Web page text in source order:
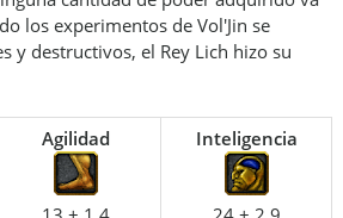
los experimentos de Vol'Jin se
y destructivos, el Rey Lich hizo su
Agilidad Inteligencia